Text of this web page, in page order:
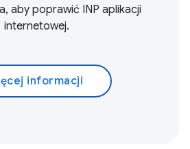
aby poprawić INP aplikacji
internetowej.
informacji